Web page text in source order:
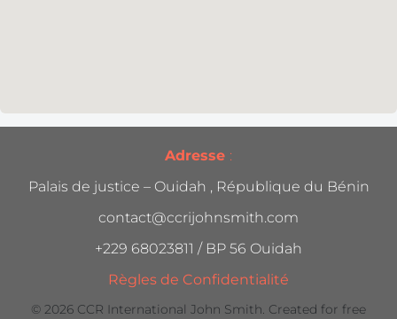
Adresse :
Palais de justice – Ouidah , République du Bénin
contact@ccrijohnsmith.com
+229 68023811 / BP 56 Ouidah
Règles de Confidentialité
© 2026 CCR International John Smith. Created for free